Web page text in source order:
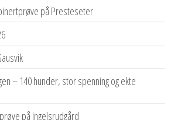
på Presteseter
– 140 hunder, stor spenning og ekte
på Ingelsrudgård